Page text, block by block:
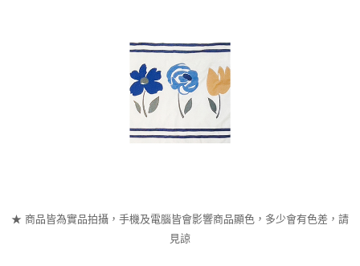
★ 商品皆為實品拍攝，手機及電腦皆會影響商品顯色，多少會有色差，請
見諒